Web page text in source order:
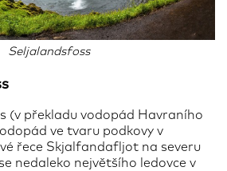
Seljalandsfoss
(v překladu vodopád Havraního
ve tvaru podkovy v
řece Skjalfandafljot na severu
nedaleko největšího ledovce v